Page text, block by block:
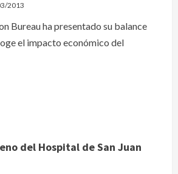
2013
Bureau ha presentado su balance
el impacto económico del
del Hospital de San Juan